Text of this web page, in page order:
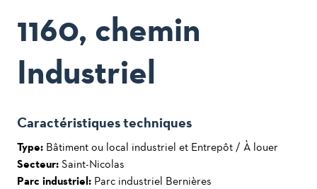
1160, chemin
Industriel
Caractéristiques techniques
Type: Bâtiment ou local industriel et Entrepôt / À louer
Secteur: Saint-Nicolas
Parc industriel: Parc industriel Bernières